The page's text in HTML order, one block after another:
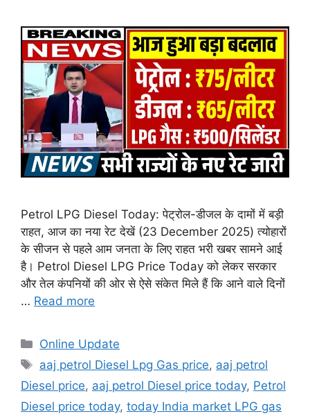
Petrol LPG Diesel Today: पेट्रोल-डीजल के दामों में बड़ी
राहत, आज का नया रेट देखें (23 December 2025) त्योहारों
के सीजन से पहले आम जनता के लिए राहत भरी खबर सामने आई
है। Petrol Diesel LPG Price Today को लेकर सरकार
और तेल कंपनियों की ओर से ऐसे संकेत मिले हैं कि आने वाले दिनों
… Read more
Categories
Online Update
Tags
aaj petrol Diesel Lpg Gas price, aaj petrol
Diesel price, aaj petrol Diesel price today, Petrol
Diesel price today, today India market LPG gas